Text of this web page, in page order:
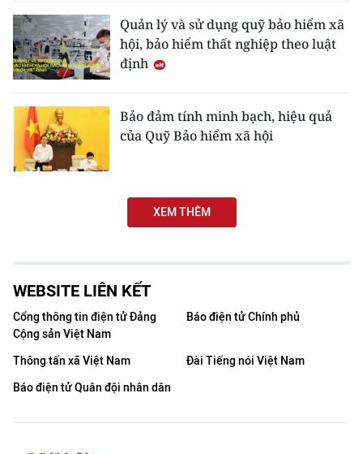
Media Du lịch
Media Thế giới
Media Giáo dục
Media Y tế
Media Khoa học - Công nghệ
Infographic
TIN MỚI
Quản lý và sử dụng quỹ bảo hiểm xã
hội, bảo hiểm thất nghiệp theo luật
định
Bảo đảm tính minh bạch, hiệu quả
của Quỹ Bảo hiểm xã hội
XEM THÊM
WEBSITE LIÊN KẾT
Cổng thông tin điện tử Đảng
Cộng sản Việt Nam
Báo điện tử Chính phủ
Thông tấn xã Việt Nam
Đài Tiếng nói Việt Nam
Báo điện tử Quân đội nhân dân